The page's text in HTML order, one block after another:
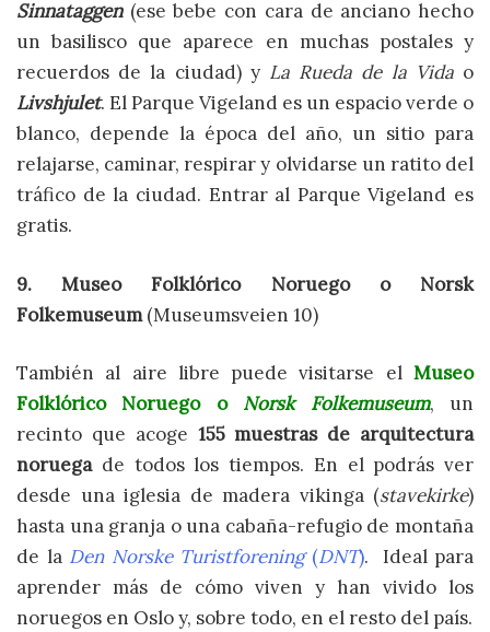
Sinnataggen(ese bebe con cara de anciano hecho
un basilisco que aparece en muchas postales y
recuerdos de la ciudad) y La Rueda de la Vidao
Livshjulet. El Parque Vigeland es un espacio verde o
blanco, depende la época del año, un sitio para
relajarse, caminar, respirar y olvidarse un ratito del
tráfico de la ciudad. Entrar al Parque Vigeland es
gratis.
9. Museo Folklórico Noruego o Norsk
Folkemuseum(Museumsveien 10)
También al aire libre puede visitarse el Museo
Folklórico Noruego o Norsk Folkemuseum, un
recinto que acoge 155 muestras de arquitectura
noruegade todos los tiempos. En el podrás ver
desde una iglesia de madera vikinga (stavekirke)
hasta una granja o una cabaña-refugio de montaña
de la Den Norske Turistforening(DNT). Ideal para
aprender más de cómo viven y han vivido los
noruegos en Oslo y, sobre todo, en el resto del país.